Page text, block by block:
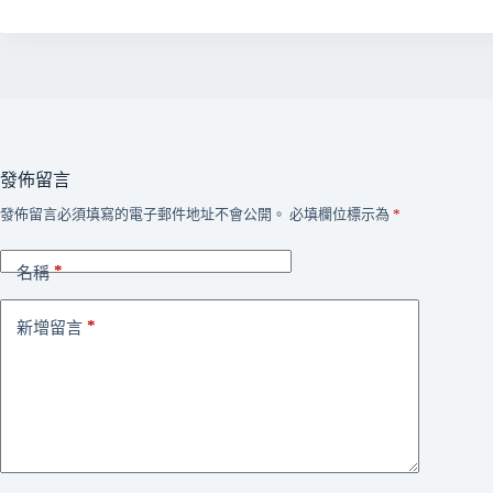
發佈留言
發佈留言必須填寫的電子郵件地址不會公開。 必填欄位標示為 *
名稱*
新增留言 *